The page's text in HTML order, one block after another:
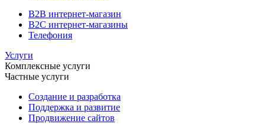
B2B интернет-магазин
B2C интернет-магазины
Телефония
Услуги
Комплексные услуги
Частные услуги
Создание и разработка
Поддержка и развитие
Продвижение сайтов